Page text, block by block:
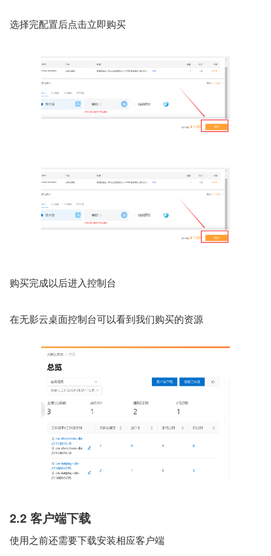
选择完配置后点击立即购买
购买完成以后进入控制台
在无影云桌面控制台可以看到我们购买的资源
2.2 客户端下载
使用之前还需要下载安装相应客户端